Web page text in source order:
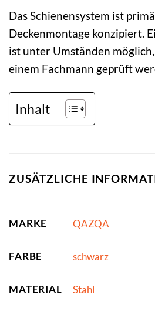
Das Schienensystem ist
Deckenmontage konzipiert.
ist unter Umständen
einem Fachmann geprüft
Inhalt
ZUSÄTZLICHE
MARKE QAZQA
FARBE schwarz
MATERIAL Stahl